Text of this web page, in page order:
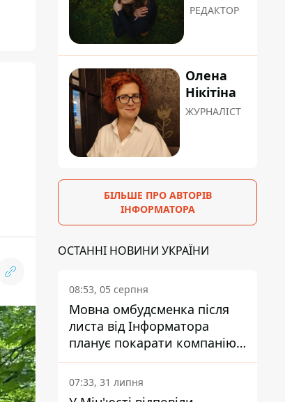
РЕДАКТОР
Олена
Нікітіна
ЖУРНАЛІСТ
БІЛЬШЕ ПРО АВТОРІВ
ІНФОРМАТОРА
ОСТАННІ НОВИНИ УКРАЇНИ
08:53, 05 серпня
Мовна омбудсменка після
листа від Інформатора
планує покарати компанію-
підрядника ПриватБанку
07:33, 31 липня